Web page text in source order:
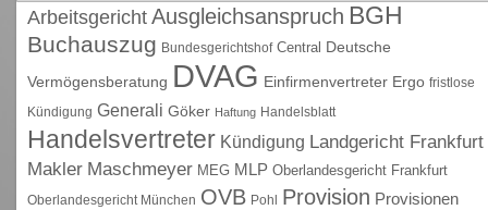
Arbeitsgericht Ausgleichsanspruch BGH
Buchauszug Bundesgerichtshof Central Deutsche
Vermögensberatung DVAG Einfirmenvertreter Ergo fristlose
Kündigung Generali Göker Haftung Handelsblatt
Handelsvertreter Kündigung Landgericht Frankfurt
Makler Maschmeyer MEG MLP Oberlandesgericht Frankfurt
Oberlandesgericht München OVB Pohl Provision Provisionen